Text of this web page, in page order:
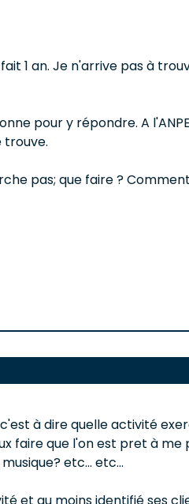
1 an. Je n'arrive pas à
pour y répondre. A
trouve.
pas; que faire ?
à dire quelle activité
faire que l'on est pret à
etc... etc...